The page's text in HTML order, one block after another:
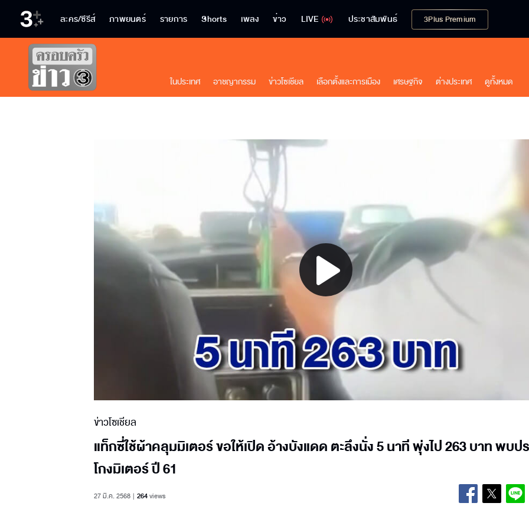
ละคร/ซีรีส์ ภาพยนตร์ รายการ Shorts เพลง ข่าว LIVE ประชาสัมพันธ์ 3Plus Premium
ในประเทศ อาชญากรรม ข่าวโซเชียล เลือกตั้งและการเมือง เศรษฐกิจ ต่างประเทศ ดูทั้งหมด
Play
Video
ข่าวโซเชียล
แท็กซี่ใช้ผ้าคลุมมิเตอร์ ขอให้เปิด อ้างบังแดด ตะลึงนั่ง 5 นาที พุ่งไป 263 บาท พบป
โกงมิเตอร์ ปี 61
27 มี.ค. 2568 264views